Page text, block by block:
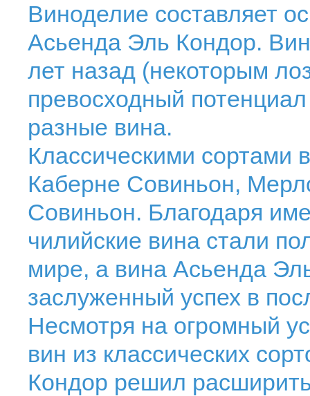
Виноделие составляет
Асьенда Эль Кондор.
лет назад (некоторым
превосходный
разные вина.
Классическими сортами
Каберне Совиньон,
Совиньон. Благодаря
чилийские вина стали
мире, а вина Асьенда
заслуженный успех в
Несмотря на огромный
вин из классических
Кондор решил